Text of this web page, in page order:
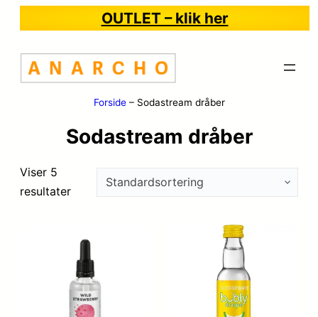
OUTLET – klik her
Forside– Sodastream dråber
Sodastream dråber
Viser 5
resultater